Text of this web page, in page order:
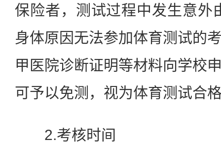
保险者，测试过程中发生意外
身体原因无法参加体育测试的
甲医院诊断证明等材料向学校
可予以免测，视为体育测试合
2.考核时间